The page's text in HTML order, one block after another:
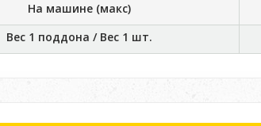
На машине (макс)
Вес 1 поддона / Вес 1 шт.